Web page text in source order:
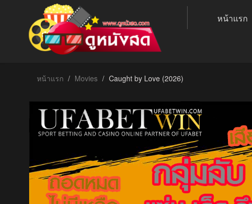
หน้าแรก
หน้าแรก Movies Caught by Love (2026)